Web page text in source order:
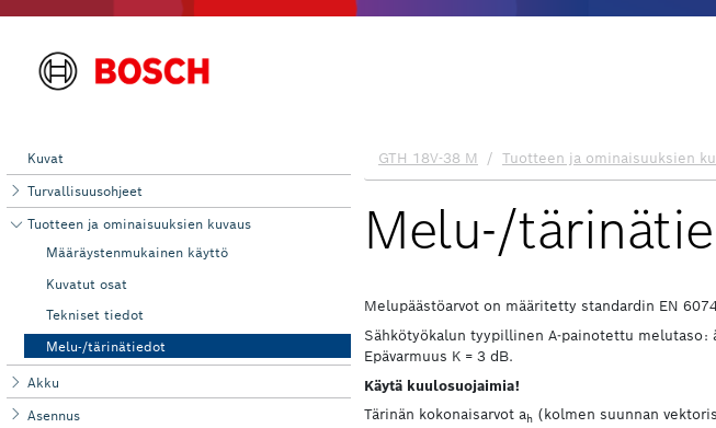
Kuvat
Turvallisuusohjeet
Tuotteen ja ominaisuuksien kuvaus
Määräystenmukainen käyttö
Kuvatut osat
Tekniset tiedot
Melu-/tärinätiedot
Akku
Asennus